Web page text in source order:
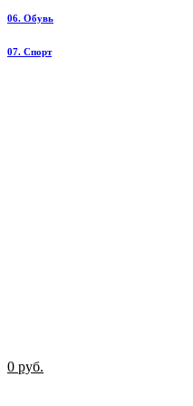
06. Обувь
07. Спорт
0 руб.